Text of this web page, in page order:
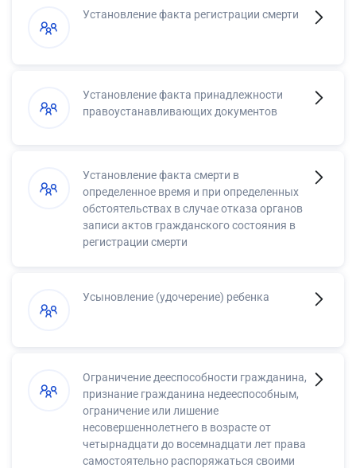
Установление факта регистрации смерти
Установление факта принадлежности
правоустанавливающих документов
Установление факта смерти в
определенное время и при определенных
обстоятельствах в случае отказа органов
записи актов гражданского состояния в
регистрации смерти
Усыновление (удочерение) ребенка
Ограничение дееспособности гражданина,
признание гражданина недееспособным,
ограничение или лишение
несовершеннолетнего в возрасте от
четырнадцати до восемнадцати лет права
самостоятельно распоряжаться своими